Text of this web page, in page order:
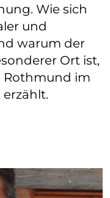
Wie sich
und
warum der
Ort ist,
Rothmund im